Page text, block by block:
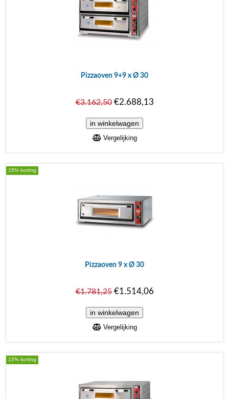
Pizzaoven 9+9 x Ø 30
€3.162,50€2.688,13
Vergelijking
15% korting
Pizzaoven 9 x Ø 30
€1.781,25€1.514,06
Vergelijking
15% korting